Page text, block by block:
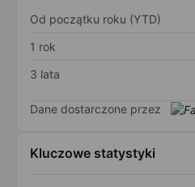
Od początku roku (YTD)
1 rok
3 lata
Dane dostarczone przez
Kluczowe statystyki